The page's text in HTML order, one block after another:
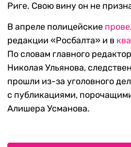
Риге. Свою вину он не
В апреле полицейские
редакции «Росбалта» и в
По словам главного
Николая Ульянова,
прошли из-за уголовного
с публикациями,
Алишера Усманова.